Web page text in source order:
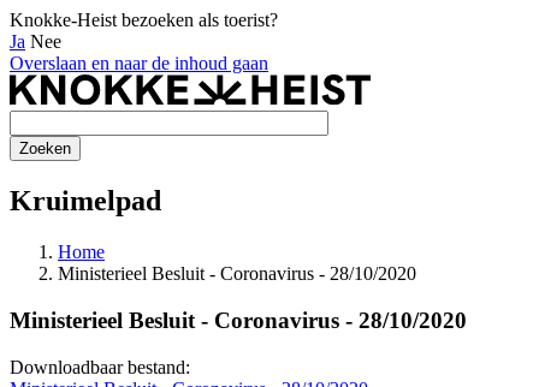
Knokke-Heist bezoeken als toerist?
Ja Nee
Overslaan en naar de inhoud gaan
Kruimelpad
Home
Ministerieel Besluit - Coronavirus - 28/10/2020
Ministerieel Besluit - Coronavirus - 28/10/2020
Downloadbaar bestand: